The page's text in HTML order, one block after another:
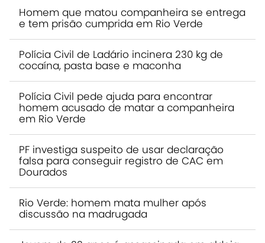
Homem que matou companheira se entrega
e tem prisão cumprida em Rio Verde
Polícia Civil de Ladário incinera 230 kg de
cocaína, pasta base e maconha
Polícia Civil pede ajuda para encontrar
homem acusado de matar a companheira
em Rio Verde
PF investiga suspeito de usar declaração
falsa para conseguir registro de CAC em
Dourados
Rio Verde: homem mata mulher após
discussão na madrugada